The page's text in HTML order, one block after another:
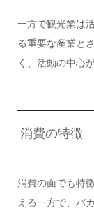
一方で観光業は
る重要な産業と
く、活動の中心
消費の特徴
消費の面でも特
える一方で、バ